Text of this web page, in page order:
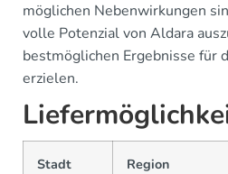
möglichen Nebenwirkungen
volle Potenzial von Aldara
bestmöglichen Ergebnisse für
erzielen.
Stadt Region